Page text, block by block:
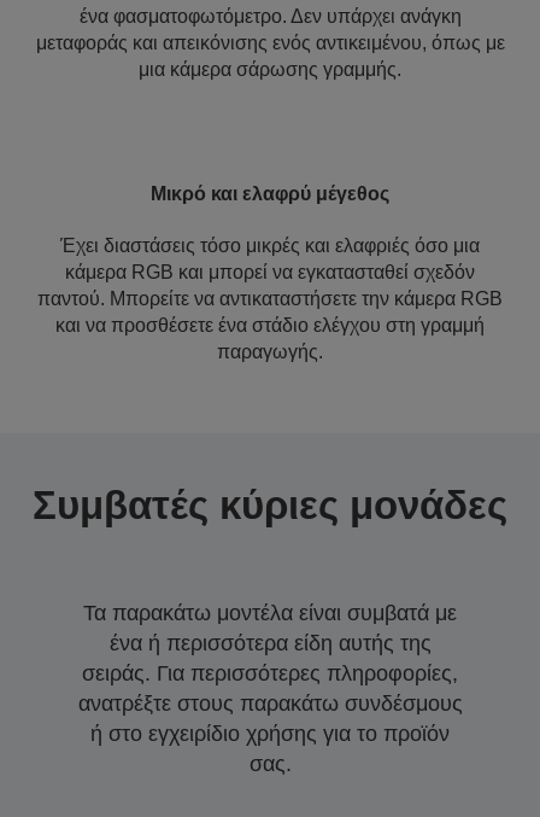
ένα φασματοφωτόμετρο. Δεν υπάρχει ανάγκη
μεταφοράς και απεικόνισης ενός αντικειμένου, όπως με
μια κάμερα σάρωσης γραμμής.
Μικρό και ελαφρύ μέγεθος
Έχει διαστάσεις τόσο μικρές και ελαφριές όσο μια
κάμερα RGB και μπορεί να εγκατασταθεί σχεδόν
παντού. Μπορείτε να αντικαταστήσετε την κάμερα RGB
και να προσθέσετε ένα στάδιο ελέγχου στη γραμμή
παραγωγής.
Συμβατές κύριες μονάδες
Τα παρακάτω μοντέλα είναι συμβατά με
ένα ή περισσότερα είδη αυτής της
σειράς. Για περισσότερες πληροφορίες,
ανατρέξτε στους παρακάτω συνδέσμους
ή στο εγχειρίδιο χρήσης για το προϊόν
σας.